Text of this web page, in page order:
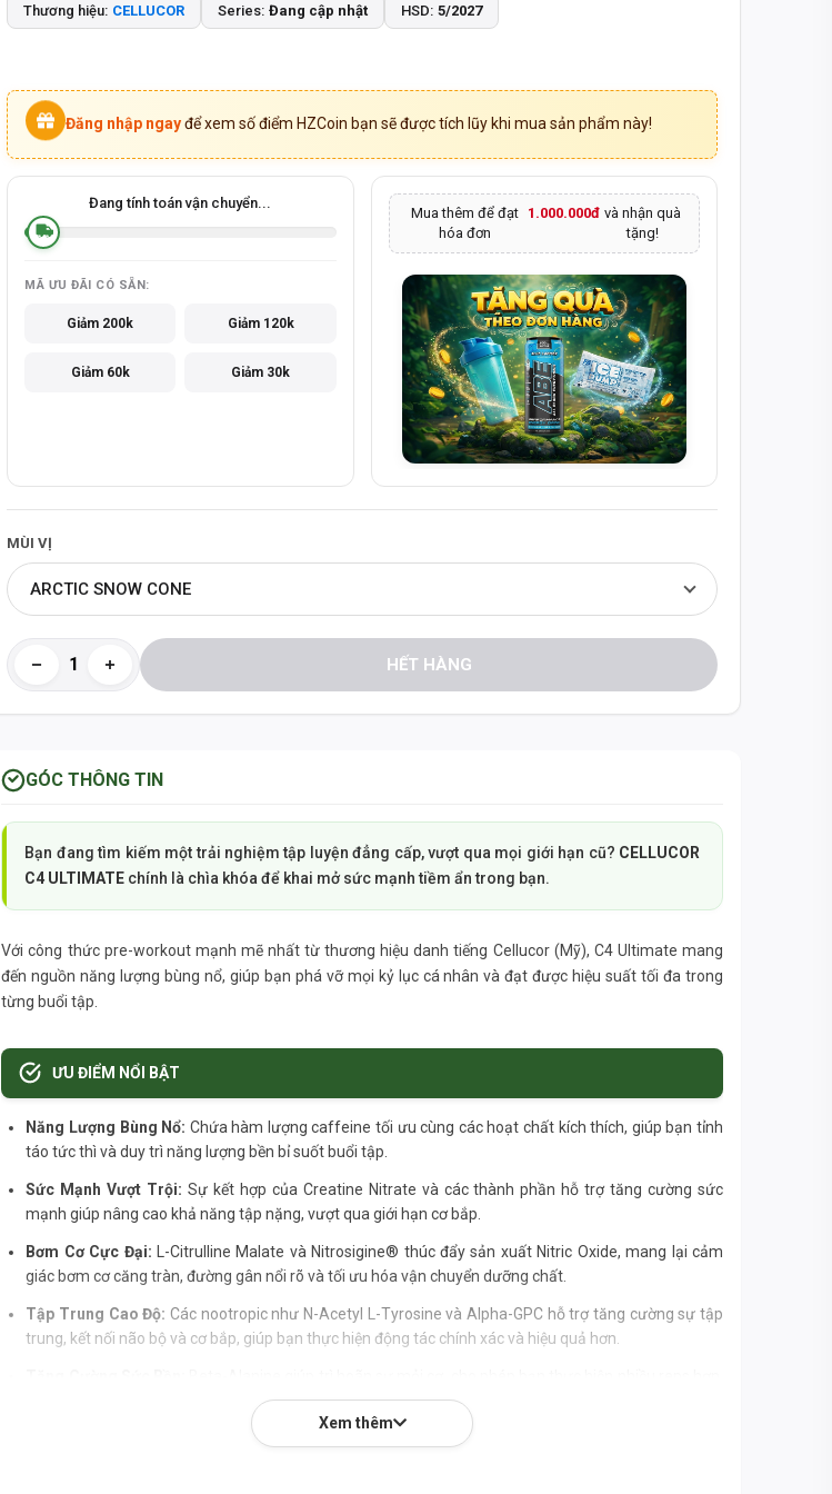
Thương hiệu: CELLUCOR Series: Đang cập nhật HSD: 5/2027
Đăng nhập ngay để xem số điểm HZCoin bạn sẽ được tích lũy khi mua sản phẩm này!
Đang tính toán vận chuyển...
MÃ ƯU ĐÃI CÓ SẴN:
Giảm 200k Giảm 120k
Giảm 60k Giảm 30k
Mua thêm để đạt
hóa đơn
1.000.000đ và nhận quà
tặng!
MÙI VỊ
ARCTIC SNOW CONE
HẾT HÀNG
GÓC THÔNG TIN
Bạn đang tìm kiếm một trải nghiệm tập luyện đẳng cấp, vượt qua mọi giới hạn cũ? CELLUCOR
C4 ULTIMATE chính là chìa khóa để khai mở sức mạnh tiềm ẩn trong bạn.
Với công thức pre-workout mạnh mẽ nhất từ thương hiệu danh tiếng Cellucor (Mỹ), C4 Ultimate mang
đến nguồn năng lượng bùng nổ, giúp bạn phá vỡ mọi kỷ lục cá nhân và đạt được hiệu suất tối đa trong
từng buổi tập.
ƯU ĐIỂM NỔI BẬT
Năng Lượng Bùng Nổ: Chứa hàm lượng caffeine tối ưu cùng các hoạt chất kích thích, giúp bạn tỉnh
táo tức thì và duy trì năng lượng bền bỉ suốt buổi tập.
Sức Mạnh Vượt Trội: Sự kết hợp của Creatine Nitrate và các thành phần hỗ trợ tăng cường sức
mạnh giúp nâng cao khả năng tập nặng, vượt qua giới hạn cơ bắp.
Bơm Cơ Cực Đại: L-Citrulline Malate và Nitrosigine® thúc đẩy sản xuất Nitric Oxide, mang lại cảm
giác bơm cơ căng tràn, đường gân nổi rõ và tối ưu hóa vận chuyển dưỡng chất.
Tập Trung Cao Độ: Các nootropic như N-Acetyl L-Tyrosine và Alpha-GPC hỗ trợ tăng cường sự tập
trung, kết nối não bộ và cơ bắp, giúp bạn thực hiện động tác chính xác và hiệu quả hơn.
set tập kéo dài hơn và nâng cao sức bền tổng thể.
Cellucor là cái tên hàng đầu trong ngành thực phẩm bổ sung, đảm bảo chất
Xem thêm